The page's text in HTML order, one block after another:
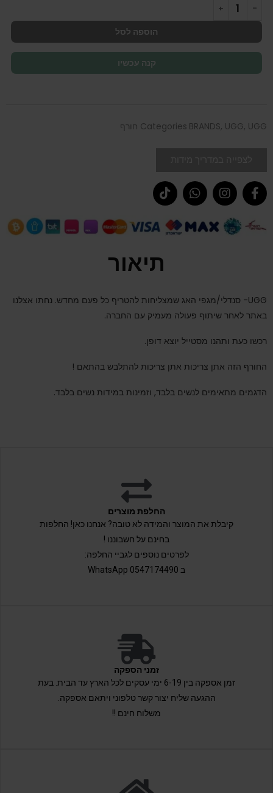
הוספה לסל
קנה עכשיו
Categories BRANDS, UGG, UGG חורף
תיאור
UGG- סנדלי/מגפי האג שמצליחות להטריף כל פעם מחדש. נחתו אצלנו
באתר לאחר שיתוף פעולה מעמיק עם החברה.
רכשו כעת ותהנו מסטייל יוצא דופן.
החורף הזה אתן צריכות אתן צריכות להתלבש בהתאם !
הדגמים מתאימים לנשים בלבד, וזמינות במידות נשים בלבד.
החלפת מוצרים
קיבלת את המוצר והמידה לא טובה? אנחנו כאן! החלפות
בחינם על חשבוננו !
לפרטים נוספים לגביי החלפה:
ב 0547174490 WhatsApp
זמני הספקה
זמן אספקה בין 6-19 ימי עסקים לכל הארץ עד הבית. בעת
ההגעה שליח יצור קשר טלפוני ויתאם אספקה.
משלוח חינם !!